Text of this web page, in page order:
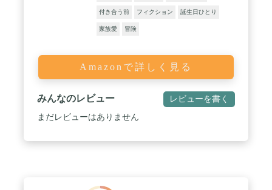
付き合う前 フィクション 誕生日ひとり
家族愛 冒険
Amazonで詳しく見る
みんなのレビュー レビューを書く
まだレビューはありません